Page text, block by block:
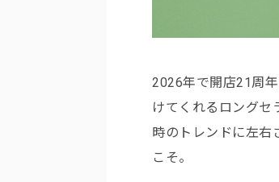
2026年で開店21周
けてくれるロングセ
時のトレンドに左右
こそ。